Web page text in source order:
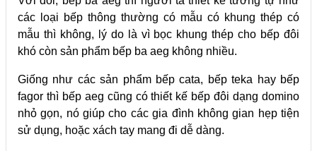
các loại bếp thông thường có mẫu có khung thép có
mẫu thì không, lý do là vì bọc khung thép cho bếp đôi
khó còn sản phẩm bếp ba aeg không nhiều.
Giống như các sản phẩm bếp cata, bếp teka hay bếp
fagor thì bếp aeg cũng có thiết kế bếp đôi dạng domino
nhỏ gọn, nó giúp cho các gia đình không gian hẹp tiện
sử dụng, hoặc xách tay mang đi dễ dàng.